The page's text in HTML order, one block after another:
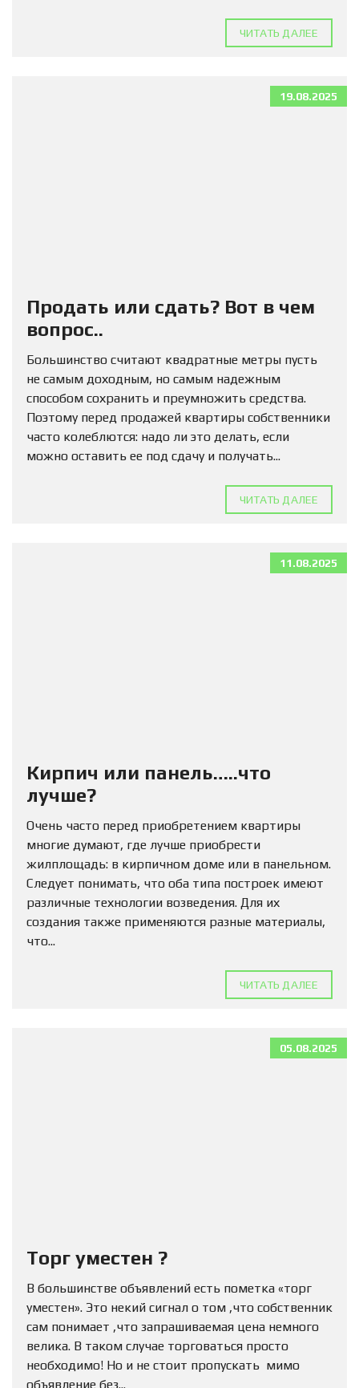
ЧИТАТЬ ДАЛЕЕ
19.08.2025
Продать или сдать? Вот в чем
вопрос..
Большинство считают квадратные метры пусть
не самым доходным, но самым надежным
способом сохранить и преумножить средства.
Поэтому перед продажей квартиры собственники
часто колеблются: надо ли это делать, если
можно оставить ее под сдачу и получать...
ЧИТАТЬ ДАЛЕЕ
11.08.2025
Кирпич или панель…..что
лучше?
Очень часто перед приобретением квартиры
многие думают, где лучше приобрести
жилплощадь: в кирпичном доме или в панельном.
Следует понимать, что оба типа построек имеют
различные технологии возведения. Для их
создания также применяются разные материалы,
что...
ЧИТАТЬ ДАЛЕЕ
05.08.2025
Торг уместен ?
В большинстве объявлений есть пометка «торг
уместен». Это некий сигнал о том ,что собственник
сам понимает ,что запрашиваемая цена немного
велика. В таком случае торговаться просто
необходимо! Но и не стоит пропускать мимо
объявление без...